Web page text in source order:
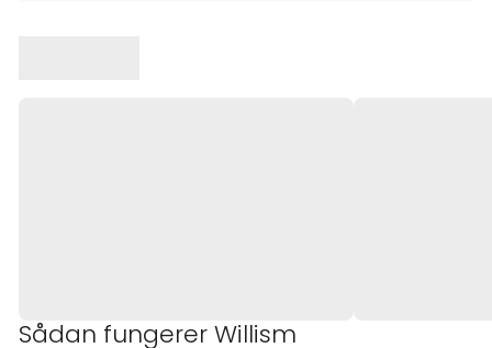
Sådan fungerer Willism